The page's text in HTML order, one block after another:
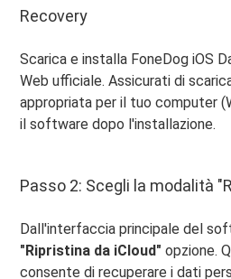
Recovery
Scarica e installa FoneDog iOS
Web ufficiale. Assicurati di
appropriata per il tuo computer
il software dopo l'installazione.
Passo 2: Scegli la modalità
Dall'interfaccia principale del
"Ripristina da iCloud" opzione.
consente di recuperare i dati